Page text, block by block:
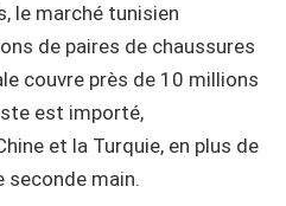
le marché tunisien
de paires de chaussures
couvre près de 10 millions
est importé,
et la Turquie, en plus de
seconde main.